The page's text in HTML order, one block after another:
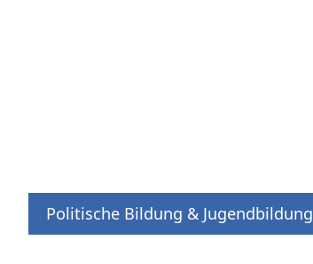
Politische Bildung & Jugendbildung